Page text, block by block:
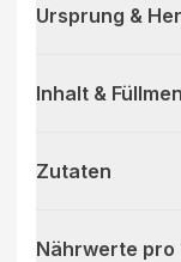
Ursprung &
Inhalt &
Zutaten
Nährwerte pro